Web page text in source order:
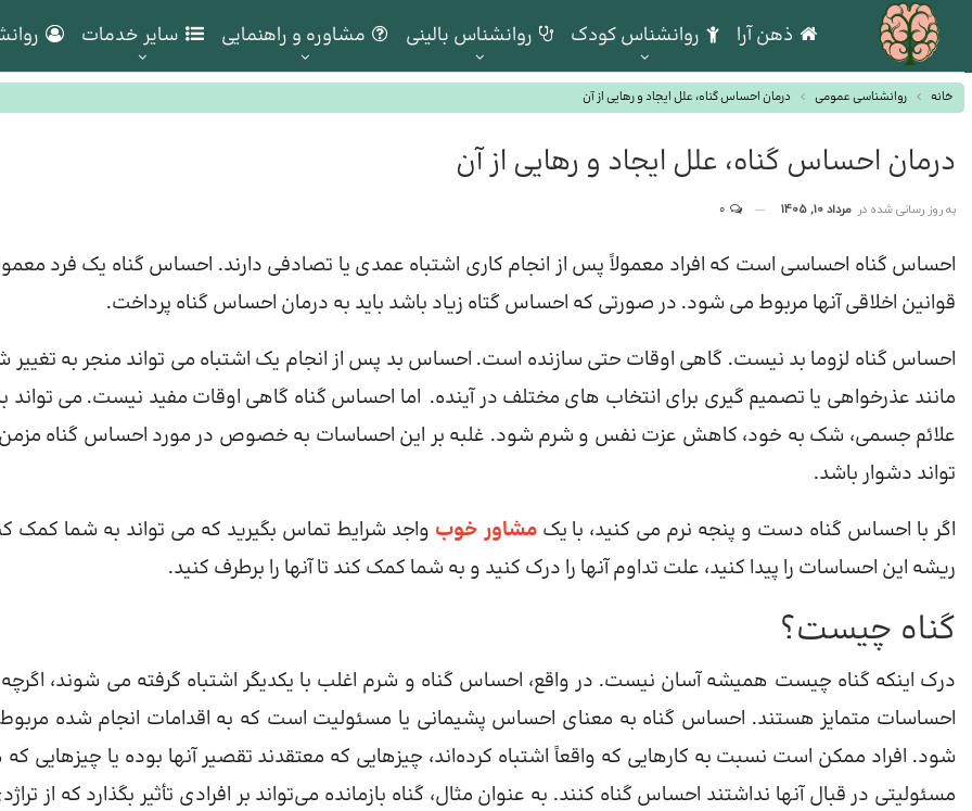
ذهن آرا روانشناس کودک روانشناس بالینی مشاوره و راهنمایی سایر خدمات
خانه روانشناسی عمومی درمان احساس گناه، علل ایجاد و رهایی از آن
درمان احساس گناه، علل ایجاد و رهایی از آن
به روز رسانی شده در مرداد 10, 1405
احساس گناه احساسی است که افراد معمولاً پس از انجام کاری اشتباه عمدی یا تصادفی دارند. احساس گناه یک فرد
قوانین اخلاقی آنها مربوط می شود. در صورتی که احساس گتاه زیاد باشد باید به درمان احساس گناه پرداخت.
احساس گناه لزوما بد نیست. گاهی اوقات حتی سازنده است. احساس بد پس از انجام یک اشتباه می تواند منجر به تغییر
مانند عذرخواهی یا تصمیم گیری برای انتخاب های مختلف در آینده. اما احساس گناه گاهی اوقات مفید نیست. می تواند
علائم جسمی، شک به خود، کاهش عزت نفس و شرم شود. غلبه بر این احساسات به خصوص در مورد احساس گناه
تواند دشوار باشد.
اگر با احساس گناه دست و پنجه نرم می کنید، با یکمشاور خوب واجد شرایط تماس بگیرید که می تواند به شما کمک
ریشه این احساسات را پیدا کنید، علت تداوم آنها را درک کنید و به شما کمک کند تا آنها را برطرف کنید.
گناه چیست؟
درک اینکه گناه چیست همیشه آسان نیست. در واقع، احساس گناه و شرم اغلب با یکدیگر اشتباه گرفته می شوند، اگرچه
احساسات متمایز هستند. احساس گناه به معنای احساس پشیمانی یا مسئولیت است که به اقدامات انجام شده
شود. افراد ممکن است نسبت به کارهایی که واقعاً اشتباه کرده‌اند، چیزهایی که معتقدند تقصیر آنها بوده یا چیزهایی
مسئولیتی در قبال آنها نداشتند احساس گناه کنند. به عنوان مثال، گناه بازمانده می‌تواند بر افرادی تأثیر بگذارد که از